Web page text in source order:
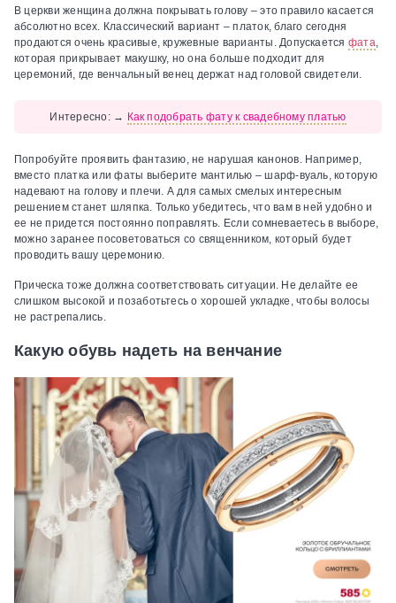
В церкви женщина должна покрывать голову – это правило касается
абсолютно всех. Классический вариант – платок, благо сегодня
продаются очень красивые, кружевные варианты. Допускается фата,
которая прикрывает макушку, но она больше подходит для
церемоний, где венчальный венец держат над головой свидетели.
Интересно:→ Как подобрать фату к свадебному платью
Попробуйте проявить фантазию, не нарушая канонов. Например,
вместо платка или фаты выберите мантилью – шарф-вуаль, которую
надевают на голову и плечи. А для самых смелых интересным
решением станет шляпка. Только убедитесь, что вам в ней удобно и
ее не придется постоянно поправлять. Если сомневаетесь в выборе,
можно заранее посоветоваться со священником, который будет
проводить вашу церемонию.
Прическа тоже должна соответствовать ситуации. Не делайте ее
слишком высокой и позаботьтесь о хорошей укладке, чтобы волосы
не растрепались.
Какую обувь надеть на венчание